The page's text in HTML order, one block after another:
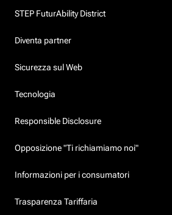
STEP FuturAbility District
Diventa partner
Sicurezza sul Web
Tecnologia
Responsible Disclosure
Opposizione "Ti richiamiamo noi"
Informazioni per i consumatori
Trasparenza Tariffaria